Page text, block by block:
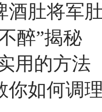
酒肚将军
醉”揭秘
用的方法
你如何调